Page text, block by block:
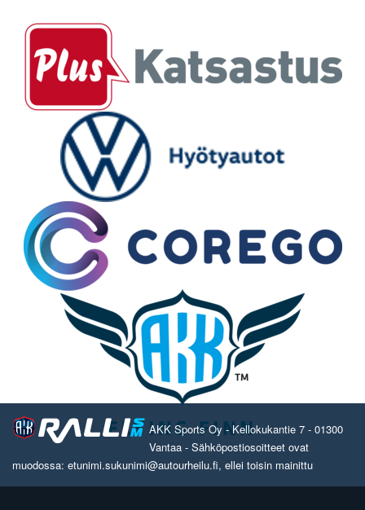
AKK Sports Oy - Kellokukantie 7 - 01300
Vantaa - Sähköpostiosoitteet ovat
muodossa: etunimi.sukunimi@autourheilu.fi, ellei toisin mainittu